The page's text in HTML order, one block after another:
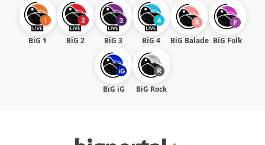
BiG 1 BiG 2 BiG 3 BiG 4 BiG Balade BiG Folk
BiG iG BiG Rock